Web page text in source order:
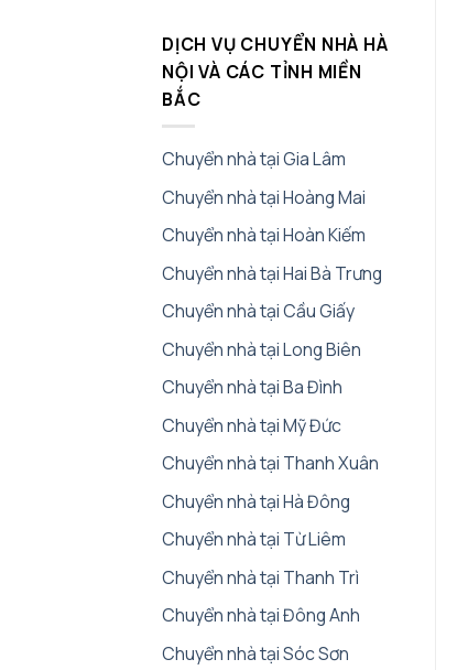
DỊCH VỤ CHUYỂN NHÀ HÀ
NỘI VÀ CÁC TỈNH MIỀN
BẮC
Chuyển nhà tại Gia Lâm
Chuyển nhà tại Hoàng Mai
Chuyển nhà tại Hoàn Kiếm
Chuyển nhà tại Hai Bà Trưng
Chuyển nhà tại Cầu Giấy
Chuyển nhà tại Long Biên
Chuyển nhà tại Ba Đình
Chuyển nhà tại Mỹ Đức
Chuyển nhà tại Thanh Xuân
Chuyển nhà tại Hà Đông
Chuyển nhà tại Từ Liêm
Chuyển nhà tại Thanh Trì
Chuyển nhà tại Đông Anh
Chuyển nhà tại Sóc Sơn